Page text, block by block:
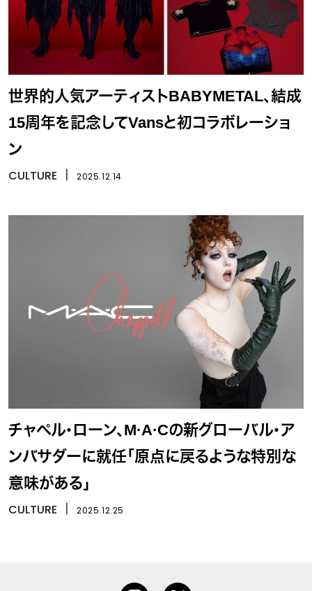
世界的人気アーティストBABYMETAL、結成
15周年を記念してVansと初コラボレーショ
ン
CULTURE 2025.12.14
チャペル・ローン、M·A·Cの新グローバル・ア
ンバサダーに就任「原点に戻るような特別な
意味がある」
CULTURE 2025.12.25